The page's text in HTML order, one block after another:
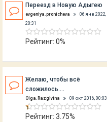
Переезд в Новую Адыгею
evgeniya.pronicheva
06 янв 2022,
20:31
Рейтинг: 0%
Желаю, чтобы всё
сложилось....
Olga.Razgivina 09 окт 2016, 00:03
Рейтинг: 3.75%